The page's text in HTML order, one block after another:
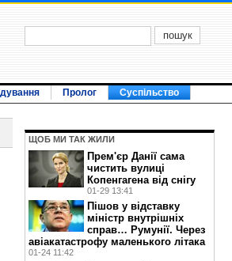
Пролог Суспільство
ЩОБ МИ ТАК ЖИЛИ
Прем'єр Данії сама
чистить вулиці
Копенгагена від снігу
01-29 13:41
Пішов у відставку
міністр внутрішніх
справ… Румунії. Через
авіакатастрофу маленького літака
01-24 11:42